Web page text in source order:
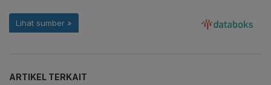
ARTIKEL TERKAIT